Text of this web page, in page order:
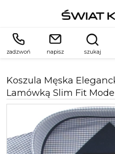
zadzwoń napisz szukaj
Koszula Męska
Lamówką Slim Fit